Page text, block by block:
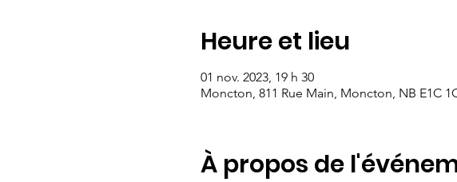
Heure et lieu
01 nov. 2023, 19 h 30
Moncton, 811 Rue Main, Moncton, NB E1C
À propos de